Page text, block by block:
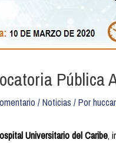
Pública
/Noticias / Por
Universitario del Caribe,